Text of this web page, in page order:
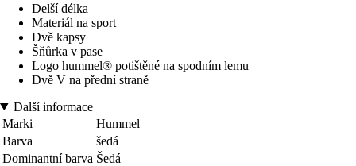
Delší délka
Materiál na sport
Dvě kapsy
Šňůrka v pase
Logo hummel® potištěné na spodním lemu
Dvě V na přední straně
Další informace
Marki
Hummel
Barva
šedá
Dominantní barva Šedá